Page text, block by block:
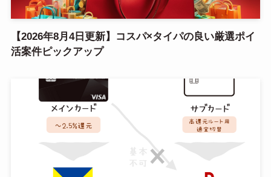
【2026年8月4日更新】コスパ×タイパの良い厳選ポイ
活案件ピックアップ